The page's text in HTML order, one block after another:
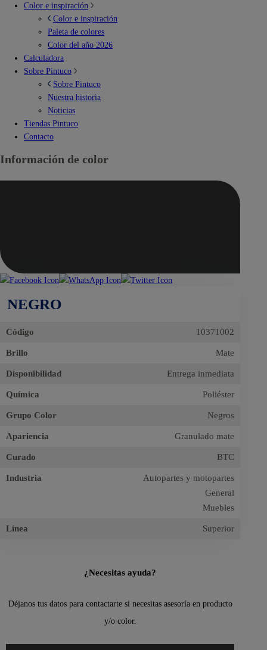
Color e inspiración
Color e inspiración
Paleta de colores
Color del año 2026
Calculadora
Sobre Pintuco
Sobre Pintuco
Nuestra historia
Noticias
Tiendas Pintuco
Contacto
Información de color
NEGRO
Código 10371002
Brillo Mate
Disponibilidad Entrega inmediata
Química Poliéster
Grupo Color Negros
Apariencia Granulado mate
Curado BTC
Industria
Autopartes y motopartes
General
Muebles
Línea Superior
¿Necesitas ayuda?
Déjanos tus datos para contactarte si necesitas asesoría en producto
y/o color.